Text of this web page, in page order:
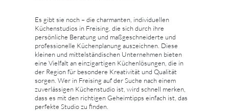
Es gibt sie noch – die charmanten, individuellen
Küchenstudios in Freising, die sich durch ihre
persönliche Beratung und maßgeschneiderte und
professionelle Küchenplanung auszeichnen. Diese
kleinen und mittelständischen Unternehmen bieten
eine Vielfalt an einzigartigen Küchenlösungen, die in
der Region für besondere Kreativität und Qualität
sorgen. Wer in Freising auf der Suche nach einem
zuverlässigen Küchenstudio ist, wird schnell merken,
dass es mit den richtigen Geheimtipps einfach ist, das
perfekte Studio zu finden.